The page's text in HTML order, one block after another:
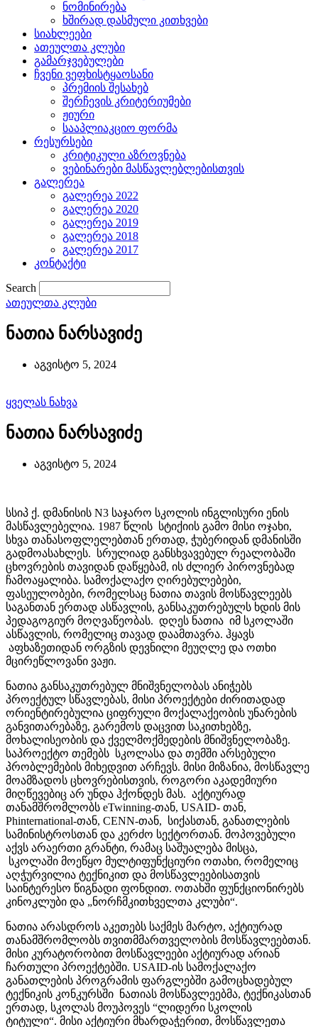
ნომინირება
ხშირად დასმული კითხვები
სიახლეები
ათეულთა კლუბი
გამარჯვებულები
ჩვენი ვეფხისტყაოსანი
პრემიის შესახებ
შერჩევის კრიტერიუმები
ჟიური
სააპლიაკციო ფორმა
რესურსები
კრიტიკული აზროვნება
ვებინარები მასწავლებლებისთვის
გალერეა
გალერეა 2022
გალერეა 2020
გალერეა 2019
გალერეა 2018
გალერეა 2017
კონტაქტი
Search
ათეულთა კლუბი
ნათია ნარსავიძე
აგვისტო 5, 2024
ყველას ნახვა
ნათია ნარსავიძე
აგვისტო 5, 2024
სსიპ ქ. დმანისის N3 საჯარო სკოლის ინგლისური ენის
მასწავლებელია. 1987 წლის სტიქიის გამო მისი ოჯახი,
სხვა თანასოფლელებთან ერთად, ჭუბერიდან დმანისში
გადმოასახლეს. სრულიად განსხვავებულ რეალობაში
ცხოვრების თავიდან დაწყებამ, ის ძლიერ პიროვნებად
ჩამოაყალიბა. სამოქალაქო ღირებულებები,
ფასეულობები, რომელსაც ნათია თავის მოსწავლეებს
საგანთან ერთად ასწავლის, განსაკუთრებულს ხდის მის
პედაგოგიურ მოღვაწეობას. დღეს ნათია იმ სკოლაში
ასწავლის, რომელიც თავად დაამთავრა. ჰყავს
აფხაზეთიდან ორგზის დევნილი მეუღლე და ოთხი
მცირეწლოვანი ვაჟი.
ნათია განსაკუთრებულ მნიშვნელობას ანიჭებს
პროექტულ სწავლებას, მისი პროექტები ძირითადად
ორიენტირებულია ციფრული მოქალაქეობის უნარების
განვითარებაზე, გარემოს დაცვით საკითხებზე,
მოხალისეობის და ქველმოქმედების მნიშვნელობაზე.
საპროექტო თემებს სკოლასა და თემში არსებული
პრობლემების მიხედვით არჩევს. მისი მიზანია, მოსწავლე
მოამზადოს ცხოვრებისთვის, როგორი აკადემიური
მიღწევებიც არ უნდა ჰქონდეს მას. აქტიურად
თანამშრომლობს eTwinning-თან, USAID- თან,
Phinternational-თან, CENN-თან, სიქასთან, განათლების
სამინისტროსთან და კერძო სექტორთან. მოპოვებული
აქვს არაერთი გრანტი, რამაც საშუალება მისცა,
სკოლაში მოეწყო მულტიფუნქციური ოთახი, რომელიც
აღჭურვილია ტექნიკით და მოსწავლეებისათვის
საინტერესო წიგნადი ფონდით. ოთახში ფუნქციონირებს
კინოკლუბი და „ნორჩმკითხველთა კლუბი“.
ნათია არასდროს აკეთებს საქმეს მარტო, აქტიურად
თანამშრომლობს თვითმმართველობის მოსწავლეებთან.
მისი კურატორობით მოსწავლეები აქტიურად არიან
ჩართული პროექტებში. USAID-ის სამოქალაქო
განათლების პროგრამის ფარგლებში გამოცხადებულ
ტექნიკის კონკურსში ნათიას მოსწავლეებმა, ტექნიკასთან
ერთად, სკოლას მოუპოვეს “ლიდერი სკოლის
ტიტული“. მისი აქტიური მხარდაჭერით, მოსწავლეთა